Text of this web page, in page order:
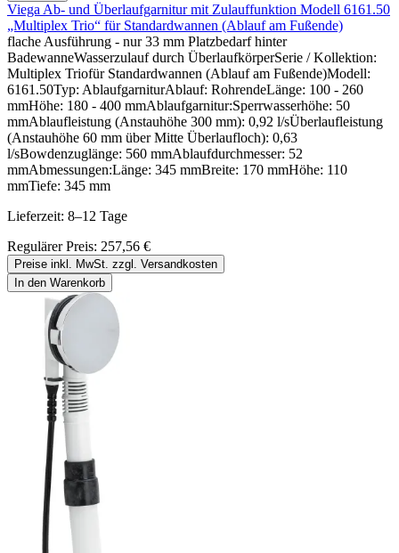
Viega Ab- und Überlaufgarnitur mit Zulauffunktion Modell 6161.50
„Multiplex Trio“ für Standardwannen (Ablauf am Fußende)
flache Ausführung - nur 33 mm Platzbedarf hinter
BadewanneWasserzulauf durch ÜberlaufkörperSerie / Kollektion:
Multiplex Triofür Standardwannen (Ablauf am Fußende)Modell:
6161.50Typ: AblaufgarniturAblauf: RohrendeLänge: 100 - 260
mmHöhe: 180 - 400 mmAblaufgarnitur:Sperrwasserhöhe: 50
mmAblaufleistung (Anstauhöhe 300 mm): 0,92 l/sÜberlaufleistung
(Anstauhöhe 60 mm über Mitte Überlaufloch): 0,63
l/sBowdenzuglänge: 560 mmAblaufdurchmesser: 52
mmAbmessungen:Länge: 345 mmBreite: 170 mmHöhe: 110
mmTiefe: 345 mm
Lieferzeit: 8–12 Tage
Regulärer Preis: 257,56 €
Preise inkl. MwSt. zzgl. Versandkosten
In den Warenkorb